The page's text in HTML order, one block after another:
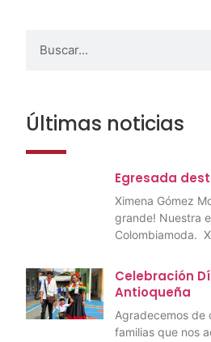
Últimas noticias
Egresada
Ximena Gómez
grande! Nuestra
Colombiamoda.
Celebración
Antioqueña
Agradecemos de
familias que nos